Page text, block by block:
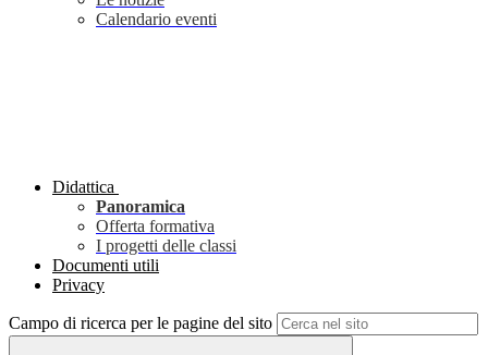
Calendario eventi
Didattica
Panoramica
Offerta formativa
I progetti delle classi
Documenti utili
Privacy
Campo di ricerca per le pagine del sito